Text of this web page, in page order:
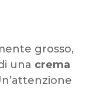
grosso,
una crema